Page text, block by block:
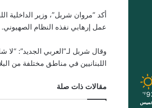
عمل إرهابي نفذه النظام الصهيوني.
وقال شربل لـ”العربي الجديد”:
اللبنانيين في مناطق مختلفة من
مقالات ذات صلة
℉